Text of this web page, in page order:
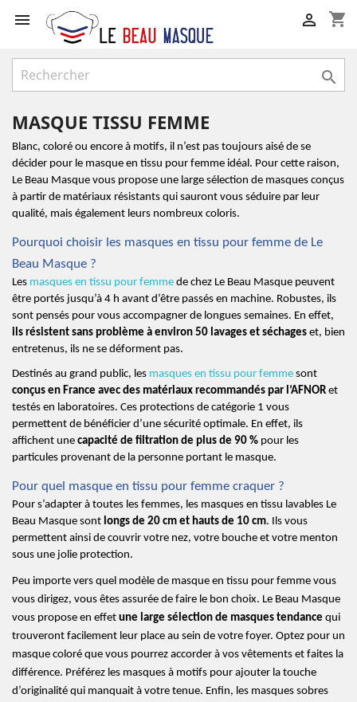
 shopping_cart


MASQUE TISSU FEMME
Blanc, coloré ou encore à motifs, il n’est pas toujours aisé de se
décider pour le masque en tissu pour femme idéal. Pour cette raison,
Le Beau Masque vous propose une large sélection de masques conçus
à partir de matériaux résistants qui sauront vous séduire par leur
qualité, mais également leurs nombreux coloris.
Pourquoi choisir les masques en tissu pour femme de Le
Beau Masque ?
Les masques en tissu pour femme de chez Le Beau Masque peuvent
être portés jusqu’à 4 h avant d’être passés en machine. Robustes, ils
ils résistent sans problème à environ 50 lavages et séchages et, bien
entretenus, ils ne se déforment pas.
Destinés au grand public, les masques en tissu pour femme
conçus en France avec des matériaux recommandés par l’AFNOR et
testés en laboratoires. Ces protections de catégorie 1 vous
permettent de bénéficier d’une sécurité optimale. En effet, ils
affichent une capacité de filtration de plus de 90 % pour les
particules provenant de la personne portant le masque.
Pour quel masque en tissu pour femme craquer ?
Pour s’adapter à toutes les femmes, les masques en tissu lavables Le
Beau Masque sont longs de 20 cm et hauts de 10 cm. Ils vous
permettent ainsi de couvrir votre nez, votre bouche et votre menton
sous une jolie protection.
Peu importe vers quel modèle de masque en tissu pour femme vous
vous dirigez, vous êtes assurée de faire le bon choix. Le Beau Masque
vous propose en effet une large sélection de masques tendance qui
trouveront facilement leur place au sein de votre foyer. Optez pour un
masque coloré que vous pourrez accorder à vos vêtements et faites la
différence. Préférez les masques à motifs pour ajouter la touche
d’originalité qui manquait à votre tenue. Enfin, les masques sobres